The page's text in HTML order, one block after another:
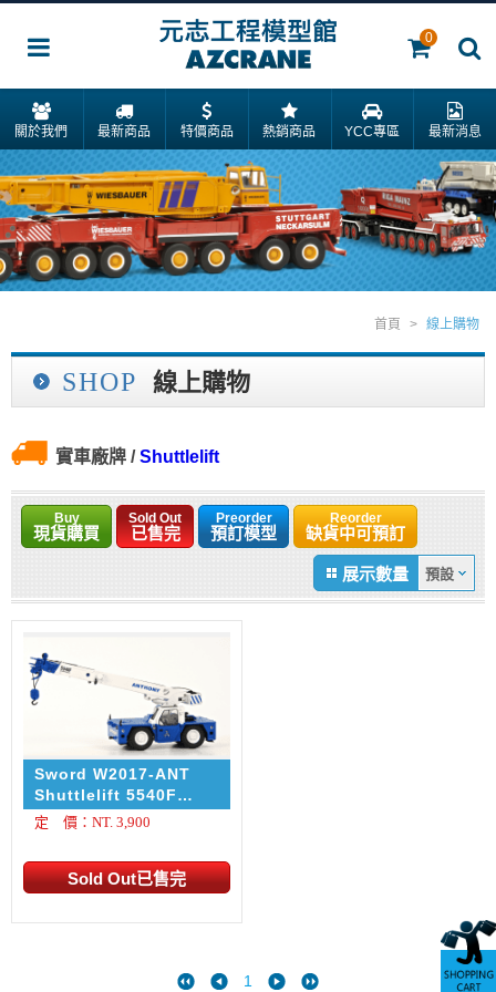
0
關於我們 最新商品 特價商品 熱銷商品 YCC專區 最新消息
SHOP 線上購物
首頁 > 線上購物
實車廠牌 /Shuttlelift
Buy
現貨購買
Sold Out
已售完
Preorder
預訂模型
Reorder
缺貨中可預訂
展示數量
Sword W2017-ANT
Shuttlelift 5540F
Carrydeck Crane
Anthony
定 價：NT. 3,900
1